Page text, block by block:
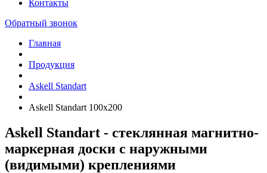
Контакты
Обратный звонок
Главная
Продукция
Askell Standart
Askell Standart 100х200
Askell Standart - стеклянная магнитно-
маркерная доски с наружными
(видимыми) креплениями